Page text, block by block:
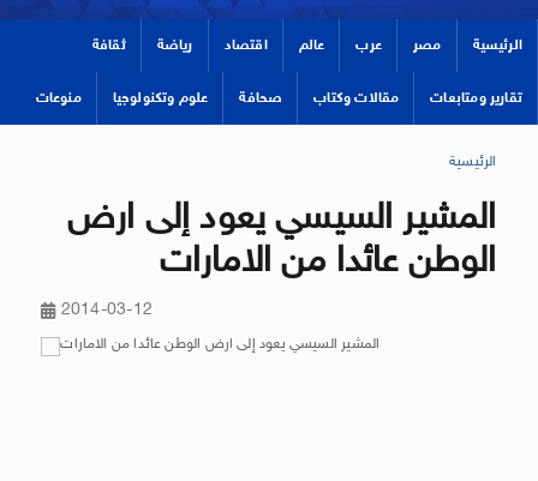
الرئيسية مصر عرب عالم اقتصاد رياضة ثقافة
تقارير ومتابعات مقالات وكتاب صحافة علوم وتكنولوجيا منوعات
الرئيسية
المشير السيسي يعود إلى ارض
الوطن عائدا من الامارات
2014-03-12